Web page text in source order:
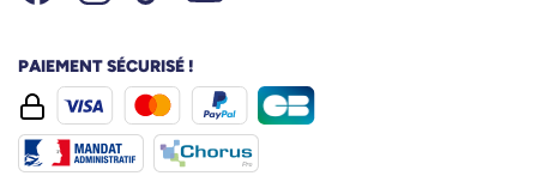
PAIEMENT SÉCURISÉ !